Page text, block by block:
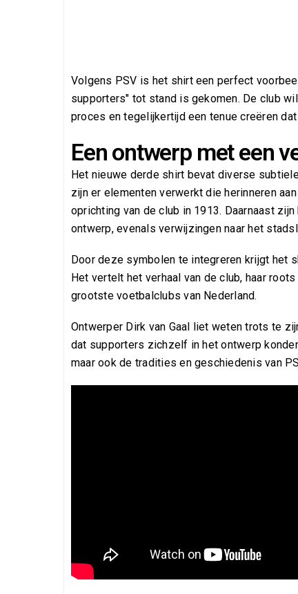
Volgens PSV is het shirt een perfect
supporters" tot stand is gekomen. De club
proces en tegelijkertijd een tenue creëren
Een ontwerp met een
Het nieuwe derde shirt bevat diverse
zijn er elementen verwerkt die herinneren
oprichting van de club in 1913. Daarnaast
ontwerp, evenals verwijzingen naar het
Door deze symbolen te integreren krijgt het
Het vertelt het verhaal van de club, haar
grootste voetbalclubs van Nederland.
Ontwerper Dirk van Gaal liet weten trots te
dat supporters zichzelf in het ontwerp
maar ook de tradities en geschiedenis van